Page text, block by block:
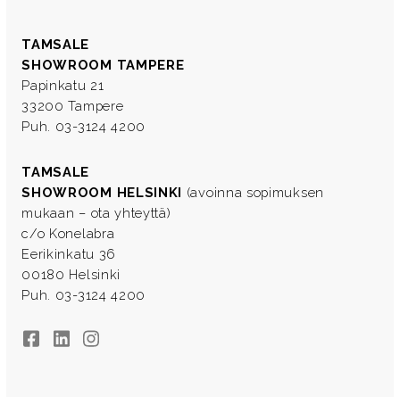
TAMSALE
SHOWROOM TAMPERE
Papinkatu 21
33200 Tampere
Puh. 03-3124 4200
TAMSALE
SHOWROOM HELSINKI (avoinna sopimuksen
mukaan – ota yhteyttä)
c/o Konelabra
Eerikinkatu 36
00180 Helsinki
Puh. 03-3124 4200
FacebookLinkedInInstagram